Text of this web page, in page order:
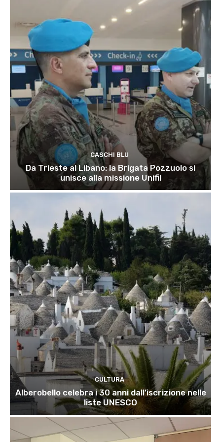
CASCHI BLU
Da Trieste al Libano: la Brigata Pozzuolo si
unisce alla missione Unifil
CULTURA
Alberobello celebra i 30 anni dall’iscrizione nelle
liste UNESCO